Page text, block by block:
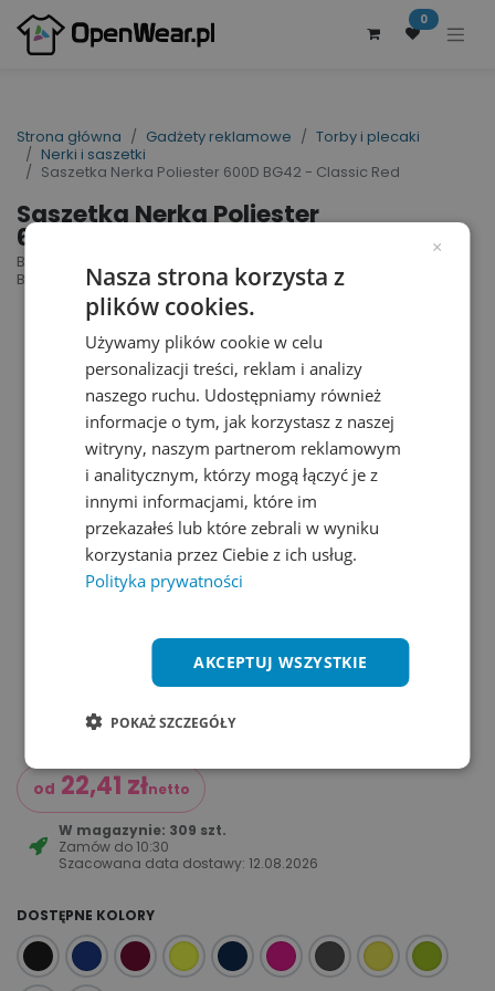
0
Strona główna Gadżety reklamowe
Torby i plecaki
Nerki i saszetki
Saszetka Nerka Poliester 600D BG42 - Classic Red
Saszetka Nerka Poliester
600D BG42 - Classic Red
Belt Bag | nr art.: BG42 | nr art. producenta:
BG42
od 22,41 złnetto
W magazynie: 309 szt.
Zamów do 10:30
Szacowana data dostawy:12.08.2026
DOSTĘPNE KOLORY
×
Nasza strona korzysta z
plików cookies.
Używamy plików cookie w celu
personalizacji treści, reklam i analizy
naszego ruchu. Udostępniamy również
informacje o tym, jak korzystasz z naszej
witryny, naszym partnerom reklamowym
i analitycznym, którzy mogą łączyć je z
innymi informacjami, które im
przekazałeś lub które zebrali w wyniku
korzystania przez Ciebie z ich usług.
Polityka prywatności
AKCEPTUJ WSZYSTKIE
POKAŻ SZCZEGÓŁY